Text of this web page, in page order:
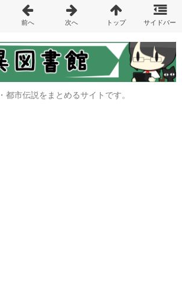
都市伝説をまとめるサイトです。